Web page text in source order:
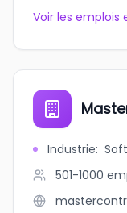
Voir les emplois
Industrie:
501-1000